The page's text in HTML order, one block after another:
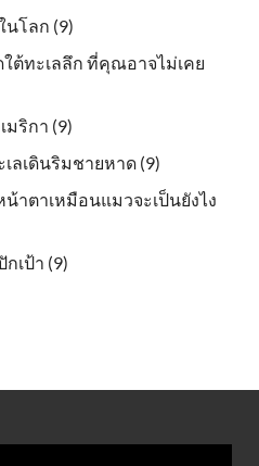
นโลก (9)
ต้ทะเลลึก ที่คุณอาจไม่เคย
มริกา (9)
ลเดินริมชายหาด (9)
าตาเหมือนแมวจะเป็นยังไง
เป้า (9)